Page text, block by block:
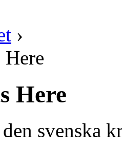
›
Here
Here
svenska